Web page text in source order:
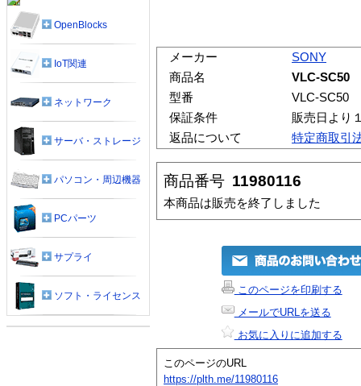
メーカー
SONY
商品名
VLC-SC50
型番
VLC-SC50
保証条件
販売日より
返品について
特定商取引
商品番号 11980116
本商品は販売を終了しました
このページを印刷する
メールでURLを送る
お気に入りに追加する
このページのURL
https://plth.me/11980116
OpenBlocks
IoT関連
ネットワーク
サーバ・ストレージ
パソコン・周辺機器
PCパーツ
サプライ
ソフト・ライセンス